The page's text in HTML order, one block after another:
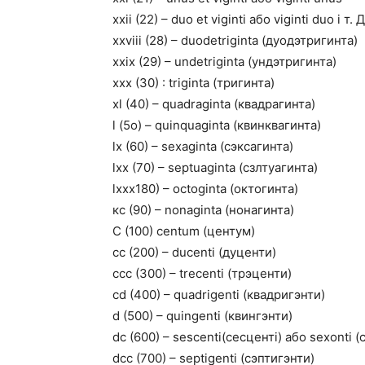
xxii (22) – duo et viginti або viginti duo і т.
xxviii (28) – duodetriginta (дуодэтригинта)
xxix (29) – undetriginta (ундэтригинта)
xxx (30) : triginta (тригинта)
xl (40) – quadraginta (квадрагинта)
l (5o) – quinquaginta (квинквагинта)
lx (60) – sexaginta (сэксагинта)
lxx (70) – septuaginta (сзлтуагинта)
lxxx180) – octoginta (октогинта)
кс (90) – nonaginta (нонагинта)
C (100) centum (центум)
cc (200) – ducenti (дуценти)
ccc (300) – trecenti (трэценти)
cd (400) – quadrigenti (квадригэнти)
d (500) – quingenti (квингэнти)
dc (600) – sescenti(сесценті) або sexonti
dcc (700) – septigenti (сэптигэнти)